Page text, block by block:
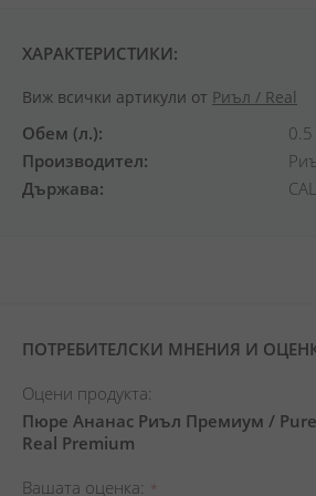
ХАРАКТЕРИСТИКИ:
Виж всички артикули от Риъл / Real
Обем (л.)
0.5
Производител
Държава
ПОТРЕБИТЕЛСКИ МНЕНИЯ И
Оцени продукта:
Пюре Ананас Риъл Премиум /
Real Premium
Вашата оценка